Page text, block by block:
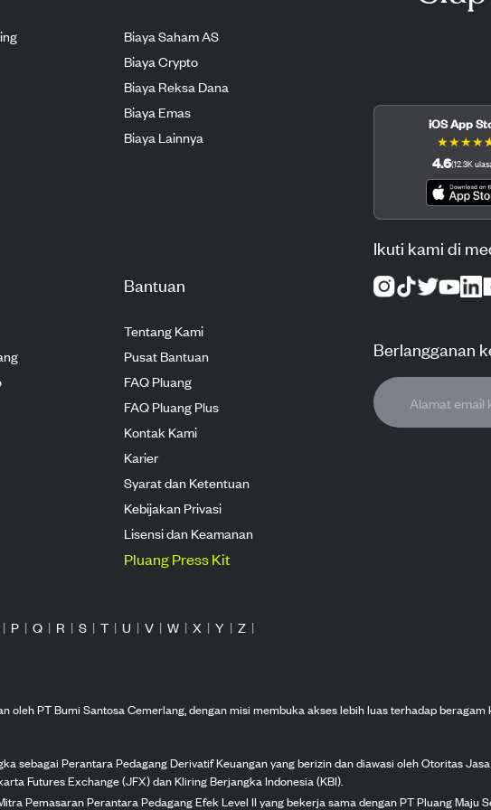
Biaya Saham AS
Biaya Crypto
Biaya Reksa Dana
Biaya Emas
Biaya Lainnya
Bantuan
Tentang Kami
Pusat Bantuan
FAQ Pluang
FAQ Pluang Plus
Kontak Kami
Karier
Syarat dan Ketentuan
Kebijakan Privasi
Lisensi dan Keamanan
Pluang Press Kit
iOS App
★★★★
4.6(12.3K
Ikuti kami di
Berlangganan
| P | Q | R | S | T | U | V | W | X | Y | Z |
oleh PT Bumi Santosa Cemerlang, dengan misi membuka akses lebih luas terhadap
sebagai Perantara Pedagang Derivatif Keuangan yang berizin dan diawasi oleh Otoritas
Futures Exchange (JFX) dan Kliring Berjangka Indonesia (KBI).
Pemasaran Perantara Pedagang Efek Level II yang bekerja sama dengan PT Pluang Maju